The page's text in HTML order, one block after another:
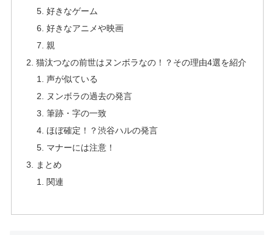
好きなゲーム
好きなアニメや映画
親
猫汰つなの前世はヌンボラなの！？その理由4選を紹介
声が似ている
ヌンボラの過去の発言
筆跡・字の一致
ほぼ確定！？渋谷ハルの発言
マナーには注意！
まとめ
関連